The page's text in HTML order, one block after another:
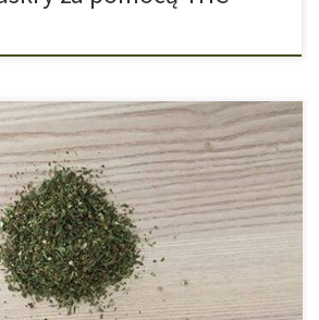
z pąków oraz liści marihuany w między
miejsce na półkach z ziołami. Oczywiście
w sklepach i marketach herbata konopna
konopi spożywczej, czyli przemysłowej,
do sprzedaży przez Unię Europejską i
procenta THC. Jednak tylko […]